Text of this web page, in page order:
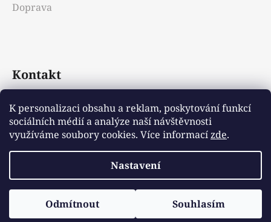
K personalizaci obsahu a reklam, poskytování funkcí
sociálních médií a analýze naší návštěvnosti
využíváme soubory cookies. Více informacízde.
Nastavení
Odmítnout Souhlasím
Doprava
Kontakt
info@emotys.cz
+421903231812
Vytvořil Shoptet
Copyright 2026
. Všechna práva